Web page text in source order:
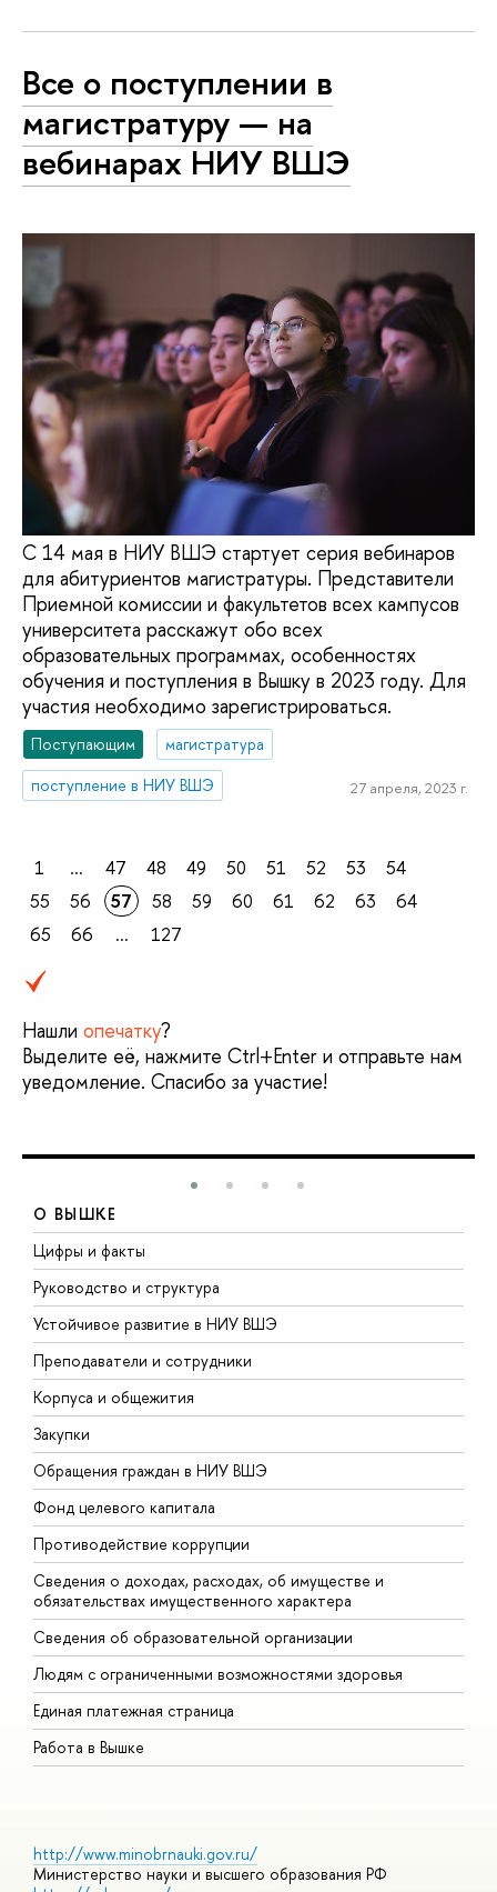
Все о поступлении в
магистратуру — на
вебинарах НИУ ВШЭ
С 14 мая в НИУ ВШЭ стартует серия вебинаров
для абитуриентов магистратуры. Представители
Приемной комиссии и факультетов всех кампусов
университета расскажут обо всех
образовательных программах, особенностях
обучения и поступления в Вышку в 2023 году. Для
участия необходимо зарегистрироваться.
Поступающим
магистратура
поступление в НИУ ВШЭ
27 апреля, 2023 г.
1 ... 47 48 49 50 51 52 53
54
55
56 57 58 59 60 61 62 63
64
65
66 ... 127
Нашли опечатку?
Выделите её, нажмите Ctrl+Enter и отправьте нам
уведомление. Спасибо за участие!
О ВЫШКЕ
Цифры и факты
Руководство и структура
Устойчивое развитие в НИУ ВШЭ
Преподаватели и сотрудники
Корпуса и общежития
Закупки
Обращения граждан в НИУ ВШЭ
Фонд целевого капитала
Противодействие коррупции
Сведения о доходах, расходах, об имуществе и
обязательствах имущественного характера
Сведения об образовательной организации
Людям с ограниченными возможностями здоровья
Единая платежная страница
Работа в Вышке
http://www.minobrnauki.gov.ru/
Министерство науки и высшего образования РФ